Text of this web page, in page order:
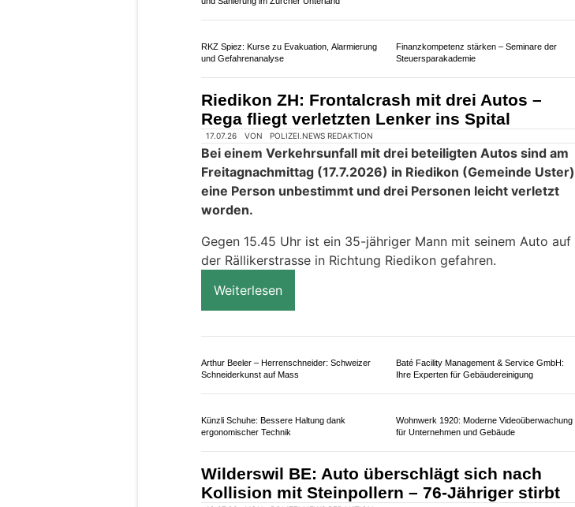
und Sanierung im Zürcher Unterland
RKZ Spiez: Kurse zu Evakuation, Alarmierung
und Gefahrenanalyse
Finanzkompetenz stärken – Seminare der
Steuersparakademie
Riedikon ZH: Frontalcrash mit drei Autos –
Rega fliegt verletzten Lenker ins Spital
Bei einem Verkehrsunfall mit drei beteiligten Autos sind am
Freitagnachmittag (17.7.2026) in Riedikon (Gemeinde Uster)
eine Person unbestimmt und drei Personen leicht verletzt
Gegen 15.45 Uhr ist ein 35-jähriger Mann mit seinem Auto auf
Weiterlesen
Arthur Beeler – Herrenschneider: Schweizer
Baté Facility Management & Service GmbH: